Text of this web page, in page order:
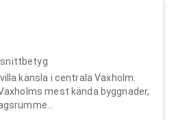
känsla i centrala Vaxholm.
mest kända byggnader,